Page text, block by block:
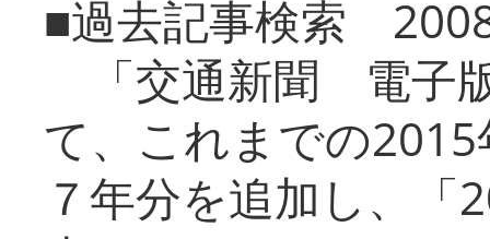
■過去記事検索
「交通新聞 電子
て、これまでの
７年分を追加し、「